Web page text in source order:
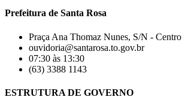
Prefeitura de Santa Rosa
Praça Ana Thomaz Nunes, S/N - Centro
ouvidoria@santarosa.to.gov.br
07:30 às 13:30
(63) 3388 1143
ESTRUTURA DE GOVERNO